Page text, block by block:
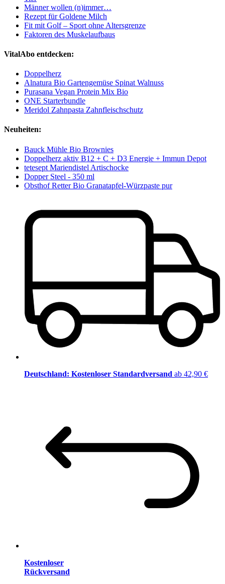
Männer wollen (n)immer…
Rezept für Goldene Milch
Fit mit Golf – Sport ohne Altersgrenze
Faktoren des Muskelaufbaus
VitalAbo entdecken:
Doppelherz
Alnatura Bio Gartengemüse Spinat Walnuss
Purasana Vegan Protein Mix Bio
ONE Starterbundle
Meridol Zahnpasta Zahnfleischschutz
Neuheiten:
Bauck Mühle Bio Brownies
Doppelherz aktiv B12 + C + D3 Energie + Immun Depot
tetesept Mariendistel Artischocke
Dopper Steel - 350 ml
Obsthof Retter Bio Granatapfel-Würzpaste pur
Deutschland: Kostenloser Standardversand ab 42,90 €
Kostenloser
Rückversand